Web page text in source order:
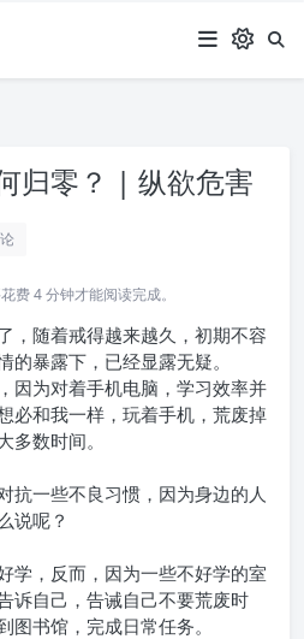
归零？ | 纵欲危害
费 4 分钟才能阅读完成。
，随着戒得越来越久，初期不容
暴露下，已经显露无疑。
因为对着手机电脑，学习效率并
必和我一样，玩着手机，荒废掉
多数时间。
抗一些不良习惯，因为身边的人
说呢？
学，反而，因为一些不好学的室
诉自己，告诫自己不要荒废时
图书馆，完成日常任务。